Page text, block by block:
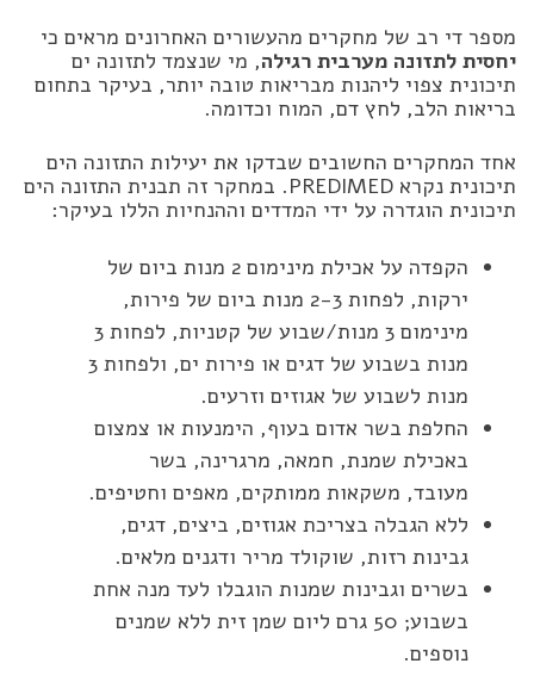
מספר די רב של מחקרים מהעשורים האחרונים מראים כי
יחסית לתזונה מערבית רגילה, מי שנצמד לתזונה ים
תיכונית צפוי ליהנות מבריאות טובה יותר, בעיקר בתחום
בריאות הלב, לחץ דם, המוח וכדומה.
אחד המחקרים החשובים שבדקו את יעילות התזונה הים
תיכונית נקרא PREDIMED. במחקר זה תבנית התזונה הים
תיכונית הוגדרה על ידי המדדים וההנחיות הללו בעיקר:
הקפדה על אכילת מינימום 2 מנות ביום של
ירקות, לפחות 2-3 מנות ביום של פירות,
מינימום 3 מנות/שבוע של קטניות, לפחות 3
מנות בשבוע של דגים או פירות ים, ולפחות 3
מנות לשבוע של אגוזים וזרעים.
החלפת בשר אדום בעוף, הימנעות או צמצום
באכילת שמנת, חמאה, מרגרינה, בשר
מעובד, משקאות ממותקים, מאפים וחטיפים.
ללא הגבלה בצריכת אגוזים, ביצים, דגים,
גבינות רזות, שוקולד מריר ודגנים מלאים.
בשרים וגבינות שמנות הוגבלו לעד מנה אחת
בשבוע; 50 גרם ליום שמן זית ללא שמנים
נוספים.